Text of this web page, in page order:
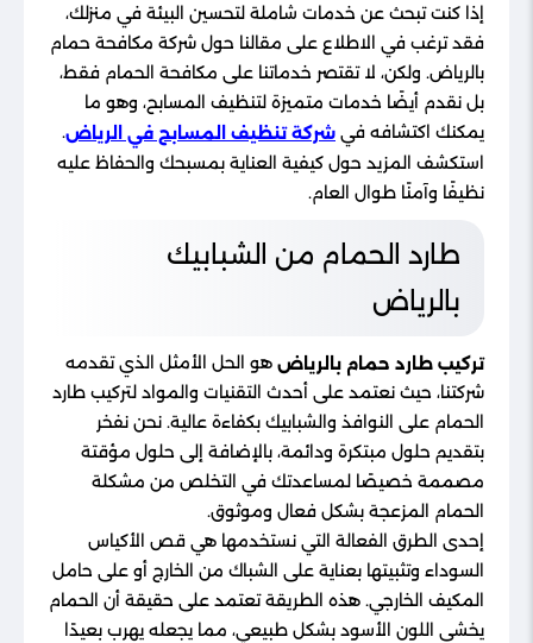
إذا كنت تبحث عن خدمات شاملة لتحسين البيئة في منزلك،
فقد ترغب في الاطلاع على مقالنا حول شركة مكافحة حمام
بالرياض. ولكن، لا تقتصر خدماتنا على مكافحة الحمام فقط،
بل نقدم أيضًا خدمات متميزة لتنظيف المسابح، وهو ما
يمكنك اكتشافه في شركة تنظيف المسابح في الرياض.
استكشف المزيد حول كيفية العناية بمسبحك والحفاظ عليه
نظيفًا وآمنًا طوال العام.
طارد الحمام من الشبابيك
بالرياض
تركيب طارد حمام بالرياض هو الحل الأمثل الذي تقدمه
شركتنا، حيث نعتمد على أحدث التقنيات والمواد لتركيب طارد
الحمام على النوافذ والشبابيك بكفاءة عالية. نحن نفخر
بتقديم حلول مبتكرة ودائمة، بالإضافة إلى حلول مؤقتة
مصممة خصيصًا لمساعدتك في التخلص من مشكلة
الحمام المزعجة بشكل فعال وموثوق.
إحدى الطرق الفعالة التي نستخدمها هي قص الأكياس
السوداء وتثبيتها بعناية على الشباك من الخارج أو على حامل
المكيف الخارجي. هذه الطريقة تعتمد على حقيقة أن الحمام
يخشى اللون الأسود بشكل طبيعي، مما يجعله يهرب بعيدًا